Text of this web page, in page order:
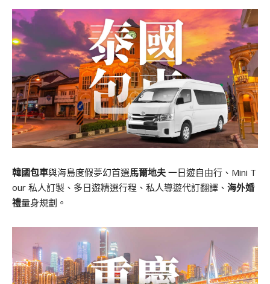
韓國包車與海島度假夢幻首選馬爾地夫 一日遊自由行、Mini T
our 私人訂製、多日遊精選行程、私人導遊代訂翻譯、 海外婚
禮量身規劃。